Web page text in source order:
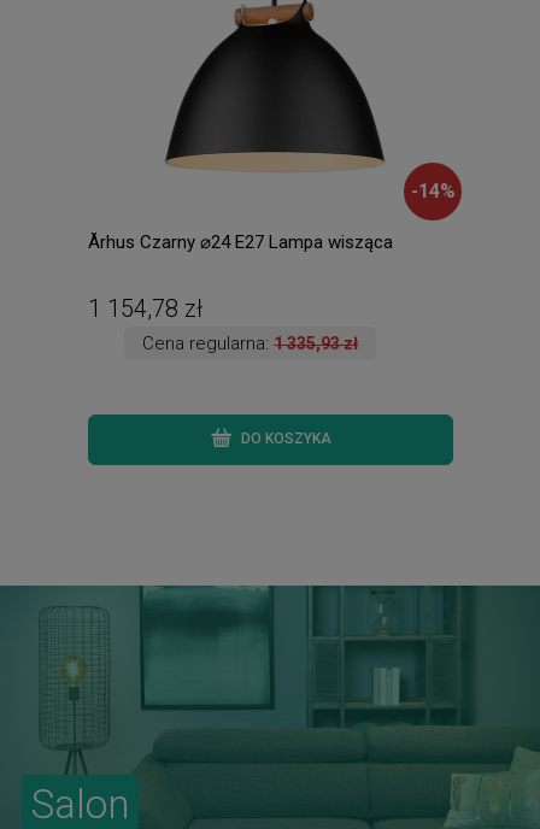
-14%
Århus Czarny ⌀24 E27 Lampa wisząca
1 154,78 zł
Cena regularna:1 335,93 zł
DO KOSZYKA
Salon